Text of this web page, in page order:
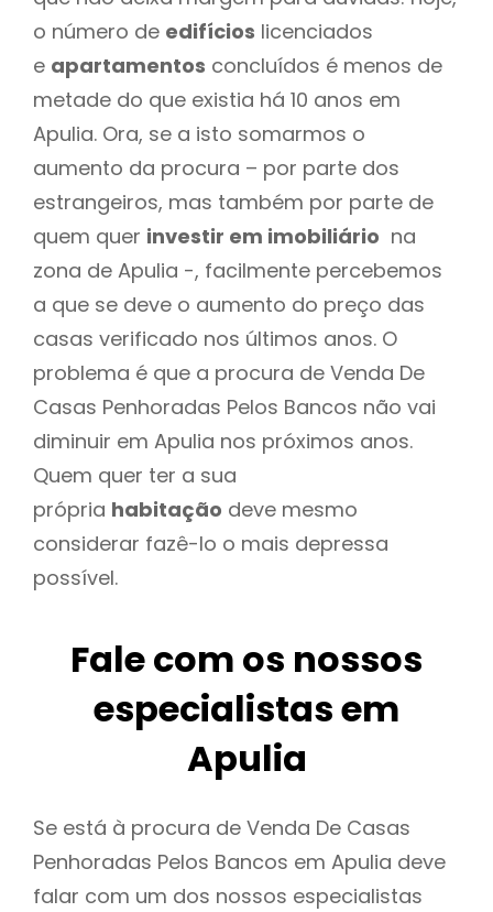
o número de edifícios licenciados
e apartamentos concluídos é menos de
metade do que existia há 10 anos em
Apulia. Ora, se a isto somarmos o
aumento da procura – por parte dos
estrangeiros, mas também por parte de
quem quer investir em imobiliário na
zona de Apulia -, facilmente percebemos
a que se deve o aumento do preço das
casas verificado nos últimos anos. O
problema é que a procura de Venda De
Casas Penhoradas Pelos Bancos não vai
diminuir em Apulia nos próximos anos.
Quem quer ter a sua
própria habitação deve mesmo
considerar fazê-lo o mais depressa
possível.
Fale com os nossos
especialistas em
Apulia
Se está à procura de Venda De Casas
Penhoradas Pelos Bancos em Apulia deve
falar com um dos nossos especialistas